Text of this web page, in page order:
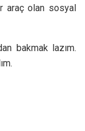
araç olan sosyal
bakmak lazım.